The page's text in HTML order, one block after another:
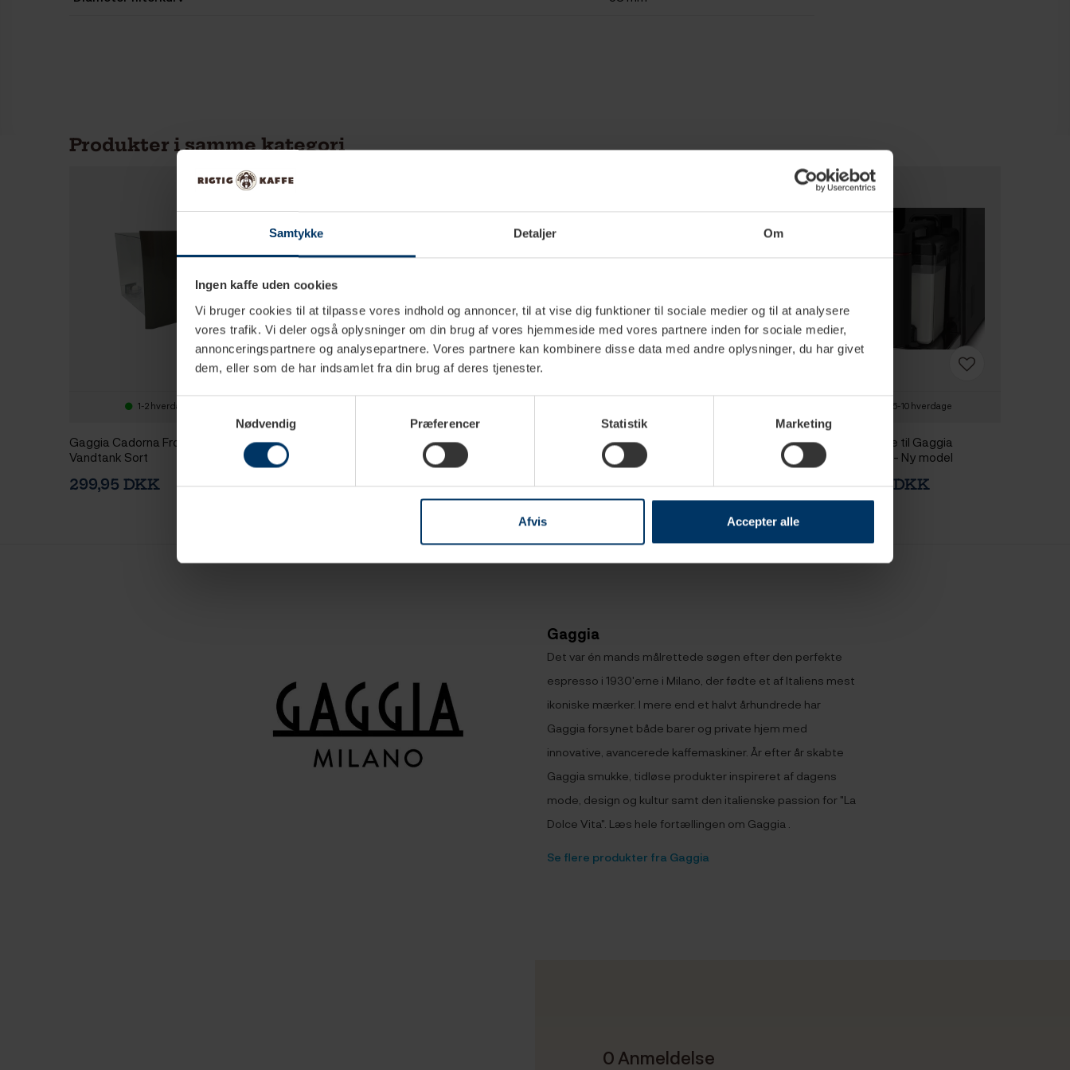
Samtykke Detaljer Om
Ingen kaffe uden cookies
Vi bruger cookies til at tilpasse vores indhold og annoncer, til at vise dig funktioner til sociale medier og til at analysere
vores trafik. Vi deler også oplysninger om din brug af vores hjemmeside med vores partnere inden for sociale medier,
annonceringspartnere og analysepartnere. Vores partnere kan kombinere disse data med andre oplysninger, du har givet
dem, eller som de har indsamlet fra din brug af deres tjenester.
Samtykkevalg
Nødvendig
Præferencer Statistik Marketing
Afvis Accepter alle
Produkter i samme kategori
1-2 hverdage
Gaggia Cadorna Front Cover til
Vandtank Sort
299,95 DKK
Gaggia Cardona Prestige Front
Cover til Vandtank Grå
299,95 DKK
Gaggia Håndtag til
Vandbeholder Klar Plast
99,95 DKK
Gaggia Filterkurv 2 Kops
199,95 DKK
6-10 hverdage
Mælkekande til Gaggia
Accademia - Ny model
1.499,00 DKK
Gaggia
Det var én mands målrettede søgen efter den perfekte
espresso i 1930'erne i Milano, der fødte et af Italiens mest
ikoniske mærker. I mere end et halvt århundrede har
Gaggia forsynet både barer og private hjem med
innovative, avancerede kaffemaskiner. År efter år skabte
Gaggia smukke, tidløse produkter inspireret af dagens
mode, design og kultur samt den italienske passion for "La
Dolce Vita". Læs hele fortællingen om Gaggia .
Se flere produkter fra Gaggia
0 Anmeldelse